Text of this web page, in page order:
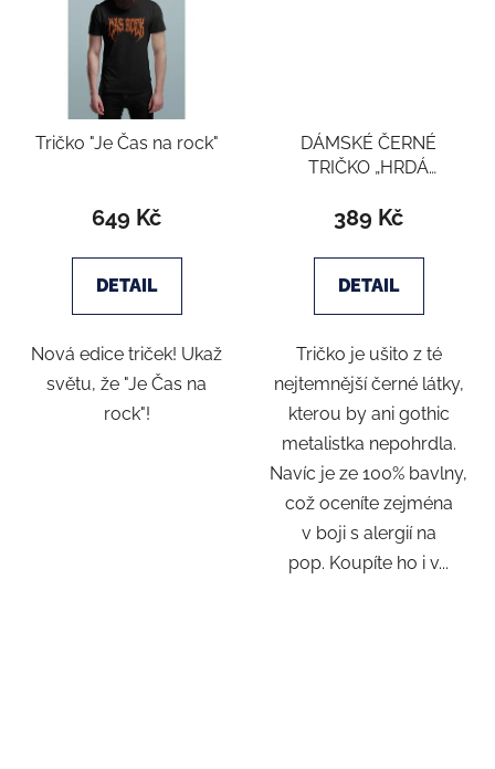
Tričko "Je Čas na rock"
649 Kč
DETAIL
Nová edice triček! Ukaž
světu, že "Je Čas na
rock"!
DÁMSKÉ ČERNÉ
TRIČKO „HRDÁ
389 Kč
DETAIL
Tričko je ušito z té
nejtemnější černé látky,
kterou by ani gothic
metalistka nepohrdla.
Navíc je ze 100% bavlny,
což oceníte zejména
v boji s alergií na
pop. Koupíte ho i v...